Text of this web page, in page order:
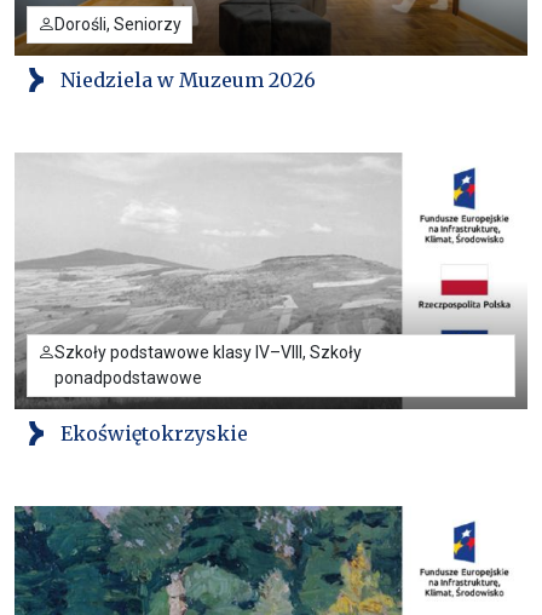
Dorośli, Seniorzy
Niedziela w Muzeum 2026
Szkoły podstawowe klasy IV–VIII, Szkoły
ponadpodstawowe
Ekoświętokrzyskie